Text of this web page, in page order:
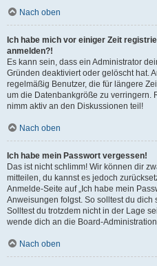
Nach oben
Ich habe mich vor einiger Zeit
anmelden?!
Es kann sein, dass ein Administrator
Gründen deaktiviert oder gelöscht hat.
regelmäßig Benutzer, die für längere
um die Datenbankgröße zu verringern.
nimm aktiv an den Diskussionen teil!
Nach oben
Ich habe mein Passwort vergessen!
Das ist nicht schlimm! Wir können dir
mitteilen, du kannst es jedoch
Anmelde-Seite auf „Ich habe mein
Anweisungen folgst. So solltest du
Solltest du trotzdem nicht in der Lage
wende dich an die Board-
Nach oben